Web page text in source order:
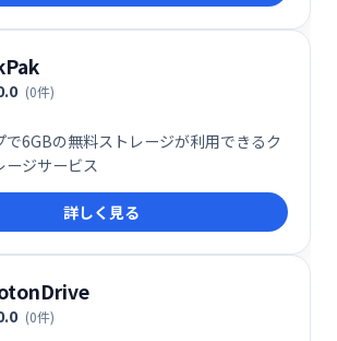
(0件)
で6GBの無料ストレージが利用できるク
ージサービス
詳しく見る
(0件)